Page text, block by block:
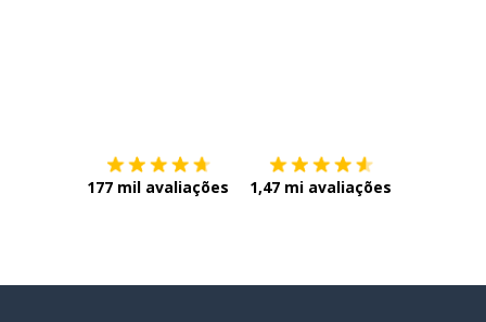
177 mil avaliações 1,47 mi avaliações